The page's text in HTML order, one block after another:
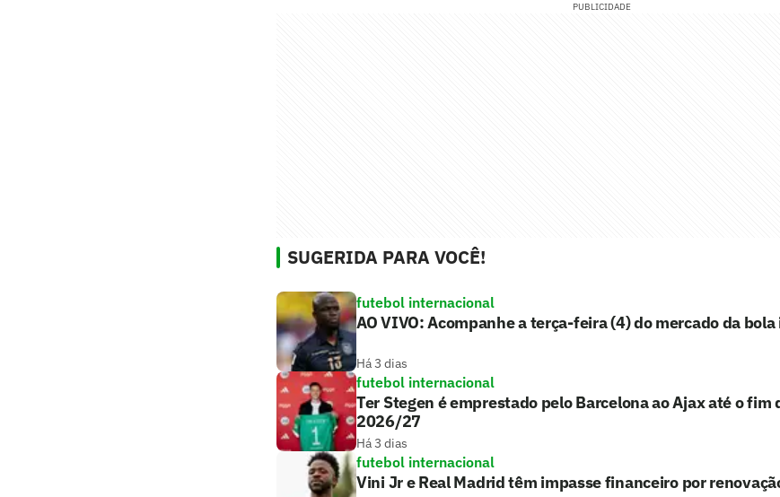
PUBLICIDADE
SUGERIDA PARA VOCÊ!
futebol internacional
AO VIVO: Acompanhe a terça-feira (4) do mercado da
Há 3 dias
futebol internacional
Ter Stegen é emprestado pelo Barcelona ao Ajax até o fim
2026/27
Há 3 dias
futebol internacional
Vini Jr e Real Madrid têm impasse financeiro por